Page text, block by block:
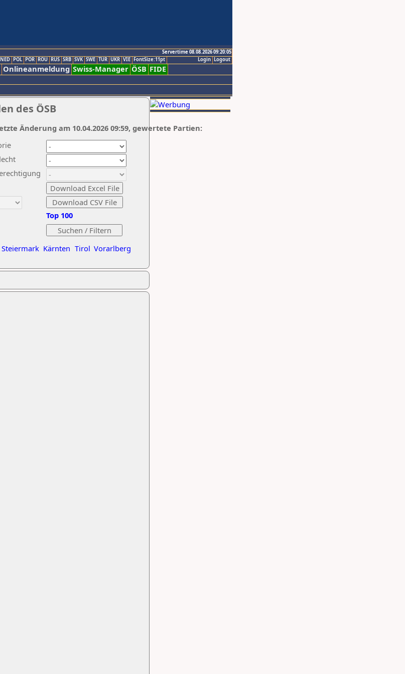
Servertime 08.08.2026 09:20:05
Logout
Login
NED POL POR ROU RUS SRB SVK SWE TUR UKR VIE FontSize:11pt
Onlineanmeldung Swiss-Manager ÖSB FIDE
des ÖSB
Steiermark Kärnten Tirol Vorarlberg
Top 100
Änderung am 10.04.2026 09:59, gewertete Partien: